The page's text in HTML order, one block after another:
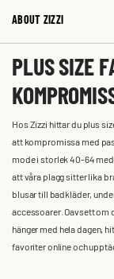
ABOUT ZIZZI
PLUS SIZE
Hos Zizzi hittar du plus
att kompromissa med
mode i storlek 40-64
att våra plagg sitter lika
blusar till badkläder,
accessoarer. Oavsett om
hänger med hela dagen,
favoriter online och